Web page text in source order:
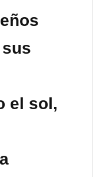
el sol,